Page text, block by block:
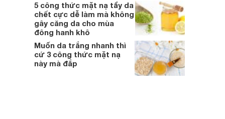
5 công thức mặt nạ tẩy da
chết cực dễ làm mà không
gây căng da cho mùa
đông hanh khô
Muốn da trắng nhanh thì
cứ 3 công thức mặt nạ
này mà đắp